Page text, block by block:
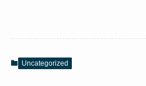
Uncategorized